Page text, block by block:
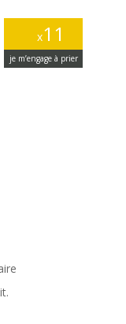
x11
je m’engage à prier